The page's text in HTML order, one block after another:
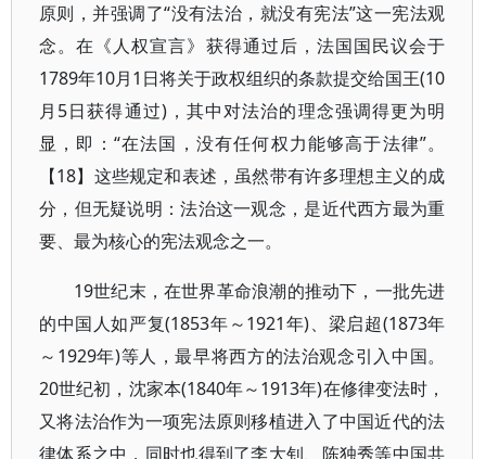
原则，并强调了“没有法治，就没有宪法”这一宪法观
念。在《人权宣言》获得通过后，法国国民议会于
1789年10月1日将关于政权组织的条款提交给国王(10
月5日获得通过)，其中对法治的理念强调得更为明
显，即：“在法国，没有任何权力能够高于法律”。
【18】这些规定和表述，虽然带有许多理想主义的成
分，但无疑说明：法治这一观念，是近代西方最为重
要、最为核心的宪法观念之一。
19世纪末，在世界革命浪潮的推动下，一批先进
的中国人如严复(1853年～1921年)、梁启超(1873年
～1929年)等人，最早将西方的法治观念引入中国。
20世纪初，沈家本(1840年～1913年)在修律变法时，
又将法治作为一项宪法原则移植进入了中国近代的法
律体系之中，同时也得到了李大钊、陈独秀等中国共